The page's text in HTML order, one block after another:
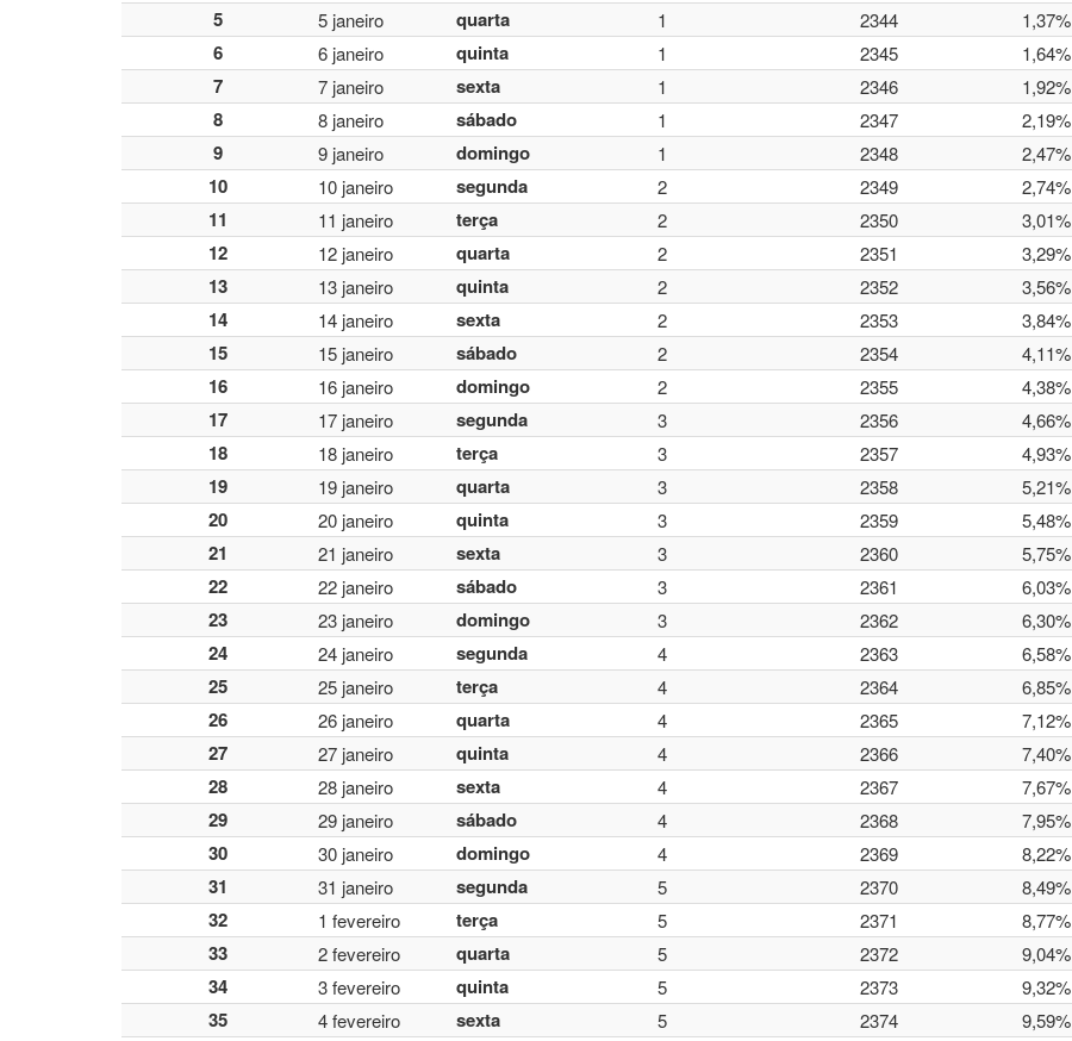
5 5 janeiro quarta 1 2344 1,37%
6 6 janeiro quinta 1 2345 1,64%
7 7 janeiro sexta 1 2346 1,92%
8 8 janeiro sábado 1 2347 2,19%
9 9 janeiro domingo 1 2348 2,47%
10 10 janeiro segunda 2 2349 2,74%
11 11 janeiro terça 2 2350 3,01%
12 12 janeiro quarta 2 2351 3,29%
13 13 janeiro quinta 2 2352 3,56%
14 14 janeiro sexta 2 2353 3,84%
15 15 janeiro sábado 2 2354 4,11%
16 16 janeiro domingo 2 2355 4,38%
17 17 janeiro segunda 3 2356 4,66%
18 18 janeiro terça 3 2357 4,93%
19 19 janeiro quarta 3 2358 5,21%
20 20 janeiro quinta 3 2359 5,48%
21 21 janeiro sexta 3 2360 5,75%
22 22 janeiro sábado 3 2361 6,03%
23 23 janeiro domingo 3 2362 6,30%
24 24 janeiro segunda 4 2363 6,58%
25 25 janeiro terça 4 2364 6,85%
26 26 janeiro quarta 4 2365 7,12%
27 27 janeiro quinta 4 2366 7,40%
28 28 janeiro sexta 4 2367 7,67%
29 29 janeiro sábado 4 2368 7,95%
30 30 janeiro domingo 4 2369 8,22%
31 31 janeiro segunda 5 2370 8,49%
32 1 fevereiro terça 5 2371 8,77%
33 2 fevereiro quarta 5 2372 9,04%
34 3 fevereiro quinta 5 2373 9,32%
35 4 fevereiro sexta 5 2374 9,59%